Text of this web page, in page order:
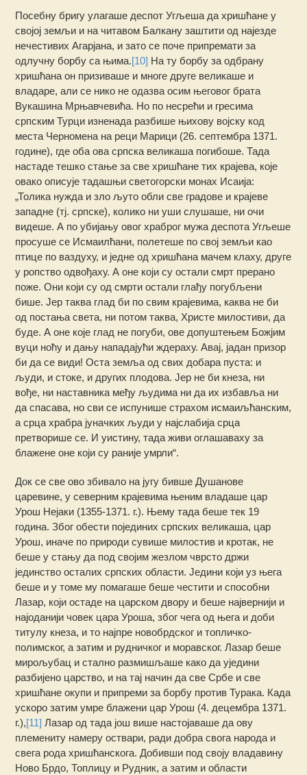
Посебну бригу улагаше деспот Угљеша да хришћане у
својој земљи и на читавом Балкану заштити од најезде
нечестивих Агарјана, и зато се поче припремати за
одлучну борбу са њима.[10] На ту борбу за одбрану
хришћана он призиваше и многе друге великаше и
владаре, али се нико не одазва осим његовог брата
Вукашина Мрњавчевића. Но по несрећи и гресима
српским Турци изненада разбише њихову војску код
места Черномена на реци Марици (26. септембра 1371.
године), где оба ова српска великаша погибоше. Тада
настаде тешко стање за све хришћане тих крајева, које
овако описује тадашњи светогорски монах Исаија:
„Толика нужда и зло љуто обли све градове и крајеве
западне (тј. српске), колико ни уши слушаше, ни очи
видеше. А по убијању овог храброг мужа деспота Угљеше
просуше се Исмаилћани, полетеше по свој земљи као
птице по ваздуху, и једне од хришћана мачем клаху, друге
у ропство одвођаху. А оне који су остали смрт прерано
поже. Они који су од смрти остали глађу погубљени
бише. Јер таква глад би по свим крајевима, каква не би
од постања света, ни потом таква, Христе милостиви, да
буде. А оне које глад не погуби, ове допуштењем Божјим
вуци ноћу и дању нападајући ждераху. Авај, јадан призор
би да се види! Оста земља од свих добара пуста: и
људи, и стоке, и других плодова. Јер не би кнеза, ни
вође, ни наставника међу људима ни да их избавља ни
да спасава, но сви се испунише страхом исмаиљћанским,
а срца храбра јуначких људи у најслабија срца
претворише се. И уистину, тада живи оглашаваху за
блажене оне који су раније умрли“.
Док се све ово збивало на југу бивше Душанове
царевине, у северним крајевима њеним владаше цар
Урош Нејаки (1355-1371. г.). Њему тада беше тек 19
година. Због обести појединих српских великаша, цар
Урош, иначе по природи сувише милостив и кротак, не
беше у стању да под својим жезлом чврсто држи
јединство осталих српских области. Једини који уз њега
беше и у томе му помагаше беше честити и способни
Лазар, који остаде на царском двору и беше највернији и
најоданији човек цара Уроша, због чега од њега и доби
титулу кнеза, и то најпре новобрдског и топличко-
полимског, а затим и рудничког и моравског. Лазар беше
мирољубац и стално размишљаше како да уједини
разбијено царство, и на тај начин да све Србе и све
хришћане окупи и припреми за борбу против Турака. Када
ускоро затим умре блажени цар Урош (4. децембра 1371.
г.),[11] Лазар од тада још више настојаваше да ову
племениту намеру оствари, ради добра свога народа и
свега рода хришћанскога. Добивши под своју владавину
Ново Брдо, Топлицу и Рудник, а затим и области